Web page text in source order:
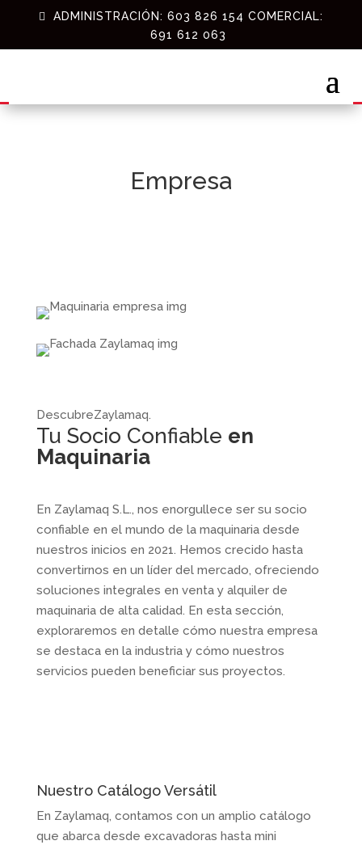
ADMINISTRACIÓN: 603 826 154 COMERCIAL:
691 612 063
Empresa
DescubreZaylamaq.
Tu Socio Confiable en
Maquinaria
En Zaylamaq S.L., nos enorgullece ser su socio
confiable en el mundo de la maquinaria desde
nuestros inicios en 2021. Hemos crecido hasta
convertirnos en un líder del mercado, ofreciendo
soluciones integrales en venta y alquiler de
maquinaria de alta calidad. En esta sección,
exploraremos en detalle cómo nuestra empresa
se destaca en la industria y cómo nuestros
servicios pueden beneficiar sus proyectos.
Nuestro Catálogo Versátil
En Zaylamaq, contamos con un amplio catálogo
que abarca desde excavadoras hasta mini